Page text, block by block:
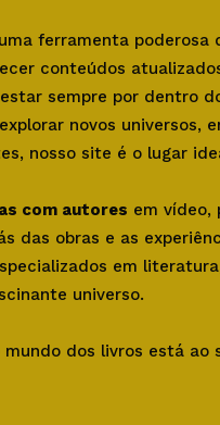
ferramenta poderosa
conteúdos
sempre por dentro
novos universos,
nosso site é o lugar
com autores em vídeo,
das obras e as
em
universo.
mundo dos livros está ao